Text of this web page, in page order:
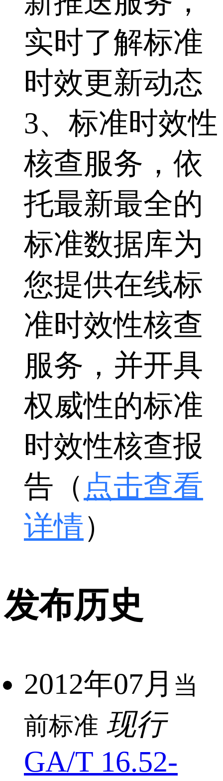
实时了解标准
时效更新动态
3、标准时效性
核查服务，依
托最新最全的
标准数据库为
您提供在线标
准时效性核查
服务，并开具
权威性的标准
时效性核查报
告（ 点击查看
详情）
发布历史
2012年07月 当
前标准 现行
GA/T 16.52-